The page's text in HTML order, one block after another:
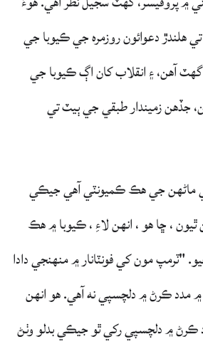
هلندڙ دعوائون روزمره جي ڪيوبا جي
آهن، ۽ انقلاب کان اڳ ڪيوبا جي
جڏهن زميندار طبقي جي ٻيٽ تي
ماڻهن جي هڪ ڪميونٽي آهي جيڪي
، ڇا هو ، انهن لاءِ ، ڪيوبا ۾ هڪ
"ٽرمپ مون کي فونٽانار ۾ منهنجي دادا
ڪرڻ ۾ دلچسپي نه آهي. هو انهن
ڪرڻ ۾ دلچسپي رکي ٿو جيڪي بدلو وٺڻ